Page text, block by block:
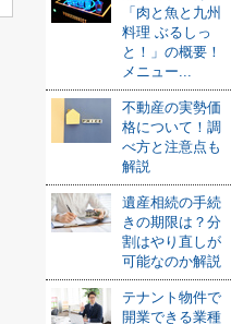
「肉と魚と九州
料理 ぶるしっ
と！」の概要！
メニュー...
不動産の実勢価
格について！調
べ方と注意点も
解説
遺産相続の手続
きの期限は？分
割はやり直しが
可能なのか解説
テナント物件で
開業できる業種